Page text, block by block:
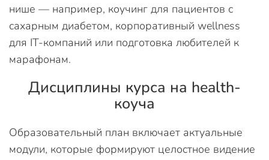
нише — например, коучинг для пациентов с
сахарным диабетом, корпоративный wellness
для IT-компаний или подготовка любителей к
марафонам.
Дисциплины курса на health-
коуча
Образовательный план включает актуальные
модули, которые формируют целостное видение